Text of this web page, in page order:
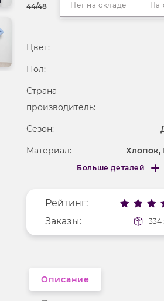
44/48 Нет на складе На
Цвет:
Пол:
Страна
производитель:
Сезон:
Материал:
Хлопок,
Фактура материала
Длина рукава
Больше деталей
Меньше деталей
Рейтинг:
Заказы:
334
Описание